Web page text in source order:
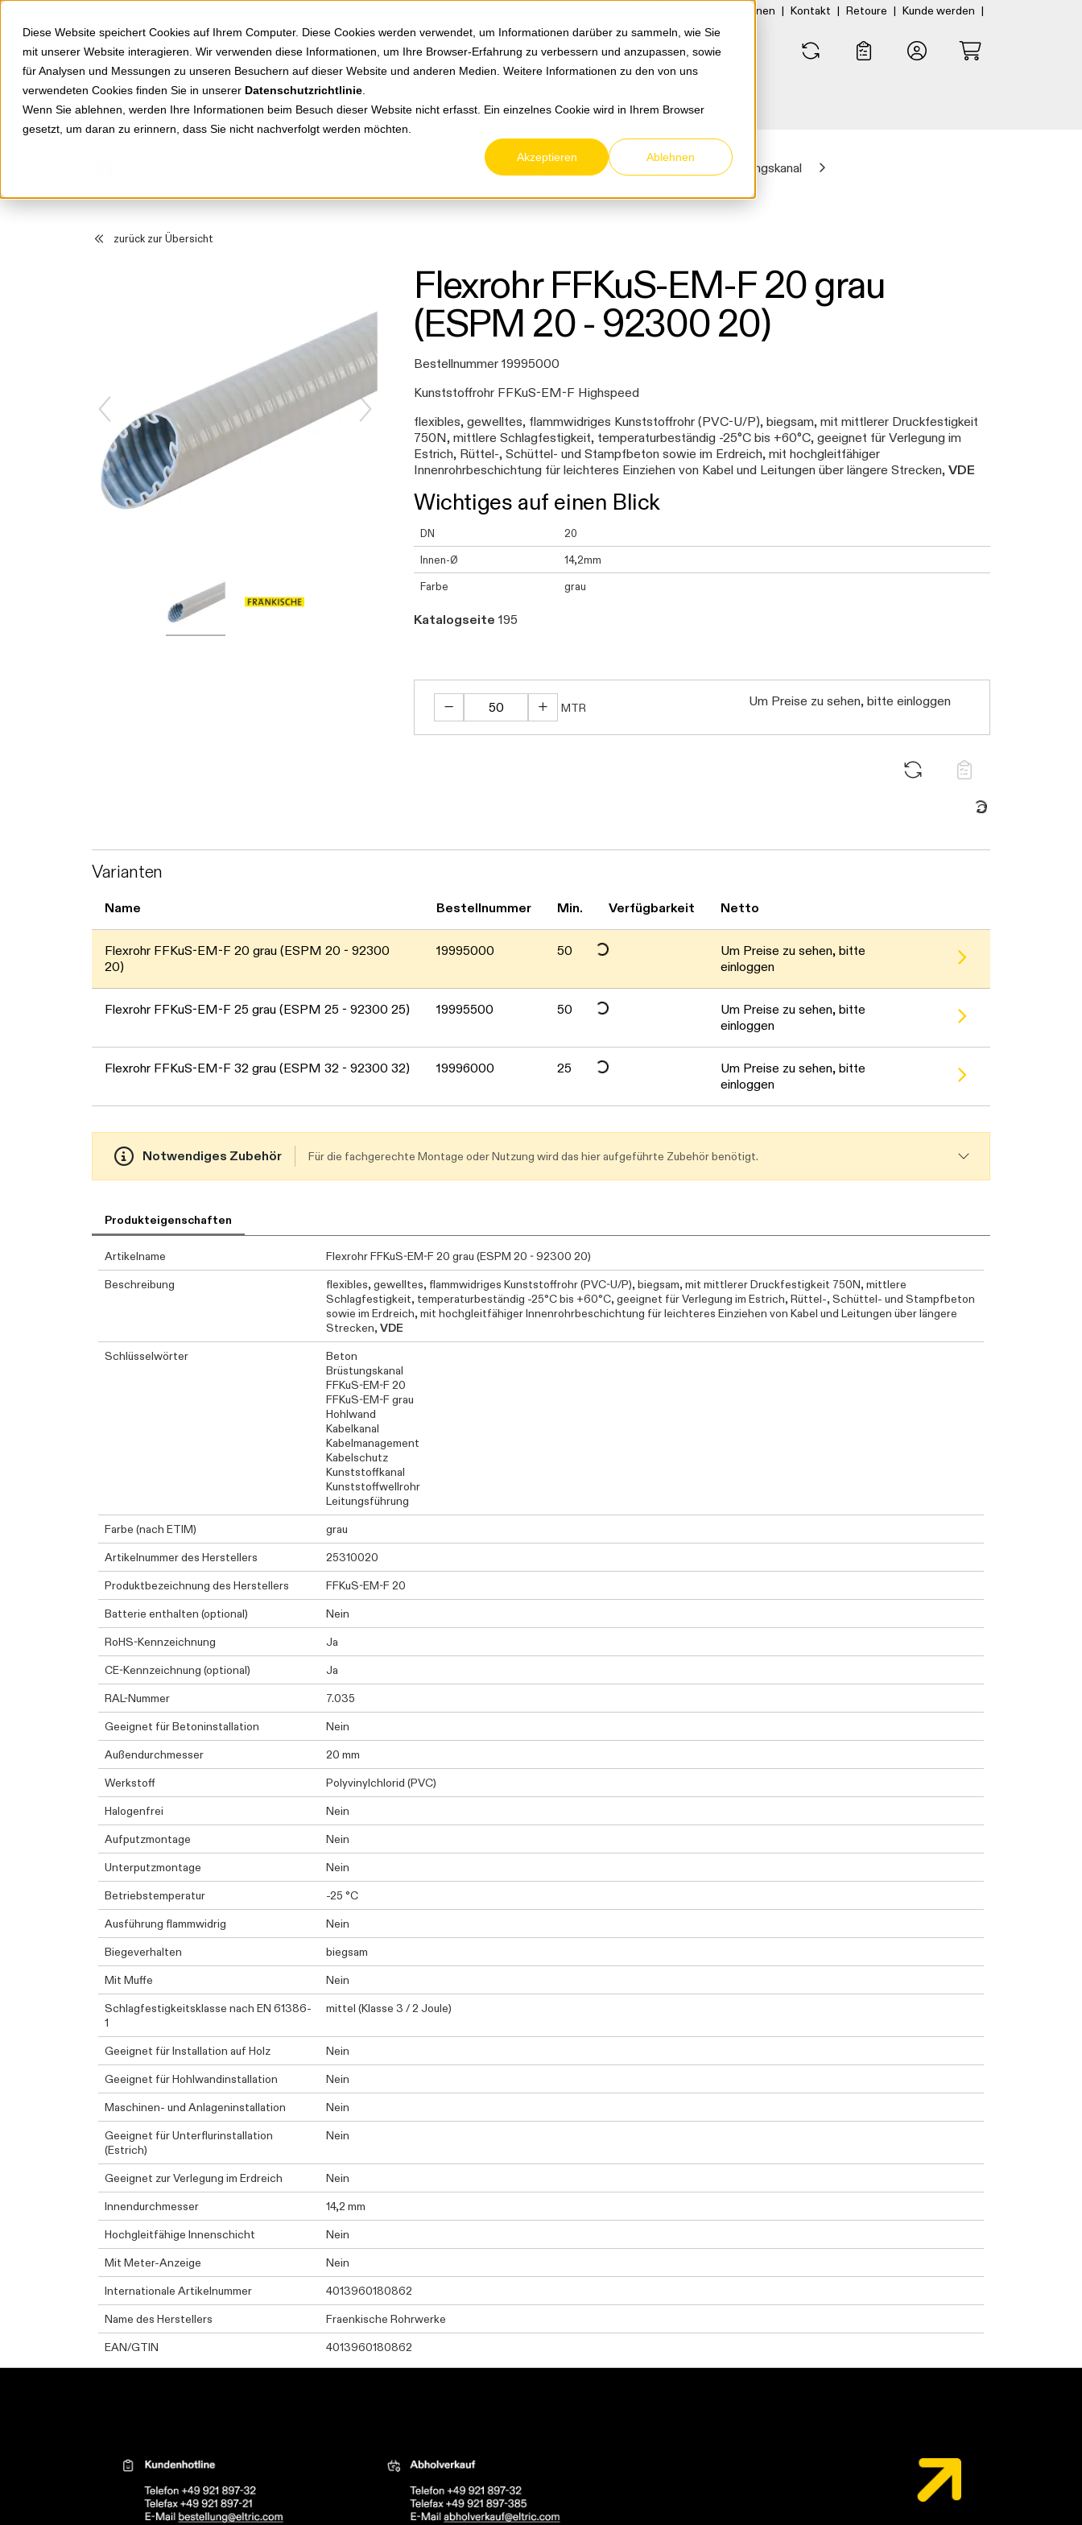
Diese Website speichert Cookies auf Ihrem Computer. Diese Cookies werden verwendet, um Informationen darüber zu sammeln, wie Sie
mit unserer Website interagieren. Wir verwenden diese Informationen, um Ihre Browser-Erfahrung zu verbessern und anzupassen, sowie
für Analysen und Messungen zu unseren Besuchern auf dieser Website und anderen Medien. Weitere Informationen zu den von uns
verwendeten Cookies finden Sie in unserer Datenschutzrichtlinie
Wenn Sie ablehnen, werden Ihre Informationen beim Besuch dieser Website nicht erfasst. Ein einzelnes Cookie wird in Ihrem Browser
gesetzt, um daran zu erinnern, dass Sie nicht nachverfolgt werden möchten.
Akzeptieren Ablehnen
Springe zu Hauptinhalt Ihre Ansprechpartner:innen | Kontakt | Retoure | Kunde werden |
Markenwelten Service & Retouren Karriere Über eltric
Kabelkanäle & Kunststoffrohre
Brüstungskanal
zurück zur Übersicht
Flexrohr FFKuS-EM-F 20 grau
(ESPM 20 - 92300 20)
Bestellnummer 19995000
Kunststoffrohr FFKuS-EM-F Highspeed
flexibles, gewelltes, flammwidriges Kunststoffrohr (PVC-U/P), biegsam, mit mittlerer Druckfestigkeit
750N, mittlere Schlagfestigkeit, temperaturbeständig -25°C bis +60°C, geeignet für Verlegung im
Estrich, Rüttel-, Schüttel- und Stampfbeton sowie im Erdreich, mit hochgleitfähiger
Innenrohrbeschichtung für leichteres Einziehen von Kabel und Leitungen über längere Strecken, VDE
Wichtiges auf einen Blick
DN 20
Innen-Ø 14,2mm
Farbe grau
Katalogseite 195
MTR Um Preise zu sehen, bitte einloggen
Daten werden geladen. Bitte warten...
Varianten
Name Bestellnummer Min. Verfügbarkeit Netto
Flexrohr FFKuS-EM-F 20 grau (ESPM 20 - 92300
20)
19995000 50 Daten werden geladen. Bitte warten...
Um Preise zu sehen, bitte
einloggen
Flexrohr FFKuS-EM-F 25 grau (ESPM 25 - 92300 25) 19995500 50 Daten werden geladen. Bitte warten...
Um Preise zu sehen, bitte
einloggen
Flexrohr FFKuS-EM-F 32 grau (ESPM 32 - 92300 32) 19996000 25 Daten werden geladen. Bitte warten...
Um Preise zu sehen, bitte
einloggen
Notwendiges Zubehör Für die fachgerechte Montage oder Nutzung wird das hier aufgeführte Zubehör benötigt.
Produkteigenschaften
Artikelname
Flexrohr FFKuS-EM-F 20 grau (ESPM 20 - 92300 20)
Beschreibung
flexibles, gewelltes, flammwidriges Kunststoffrohr (PVC-U/P), biegsam, mit mittlerer Druckfestigkeit 750N, mittlere
Schlagfestigkeit, temperaturbeständig -25°C bis +60°C, geeignet für Verlegung im Estrich, Rüttel-, Schüttel- und Stampfbeton
sowie im Erdreich, mit hochgleitfähiger Innenrohrbeschichtung für leichteres Einziehen von Kabel und Leitungen über längere
Strecken, VDE
Schlüsselwörter
Beton
Brüstungskanal
FFKuS-EM-F 20
FFKuS-EM-F grau
Hohlwand
Kabelkanal
Kabelmanagement
Kabelschutz
Kunststoffkanal
Kunststoffwellrohr
Leitungsführung
Farbe (nach ETIM)
grau
Artikelnummer des Herstellers
25310020
Produktbezeichnung des Herstellers
FFKuS-EM-F 20
Batterie enthalten (optional)
Nein
RoHS-Kennzeichnung
Ja
CE-Kennzeichnung (optional)
Ja
RAL-Nummer
7.035
Geeignet für Betoninstallation
Nein
Außendurchmesser
20 mm
Werkstoff
Polyvinylchlorid (PVC)
Halogenfrei
Nein
Aufputzmontage
Nein
Unterputzmontage
Nein
Betriebstemperatur
-25 °C
Ausführung flammwidrig
Nein
Biegeverhalten
biegsam
Mit Muffe
Nein
Schlagfestigkeitsklasse nach EN 61386-
1
mittel (Klasse 3 / 2 Joule)
Geeignet für Installation auf Holz
Nein
Geeignet für Hohlwandinstallation
Nein
Maschinen- und Anlageninstallation
Nein
Geeignet für Unterflurinstallation
(Estrich)
Nein
Geeignet zur Verlegung im Erdreich
Nein
Innendurchmesser
14,2 mm
Hochgleitfähige Innenschicht
Nein
Mit Meter-Anzeige
Nein
Internationale Artikelnummer
4013960180862
Name des Herstellers
Fraenkische Rohrwerke
EAN/GTIN
4013960180862